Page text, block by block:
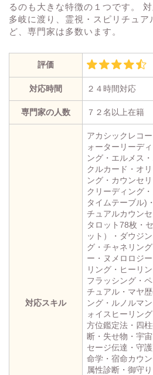
るのも大きな特徴の１つです。
多岐に渡り、霊視・スピリチュ
ど、専門家は多数います。
評価
対応時間 ２４時間対応
専門家の人数 ７２名以上在籍
対応スキル
アカシックレコ
ォーターリーデ
ング・エルメス
クルカード・オ
ング・カウンセ
クリーディング
タイムテーブル)
チュアルカウン
タロット78枚・
ット）・ダウジ
グ・チャネリン
ー・ヌメロロジ
リング・ヒーリ
フラッシング・
チュアル・マヤ
ング・ルノルマ
ォイスヒーリン
方位鑑定法・四
断・失せ物・宇
セージ伝達・守
命学・宿命カウ
属性診断・御守